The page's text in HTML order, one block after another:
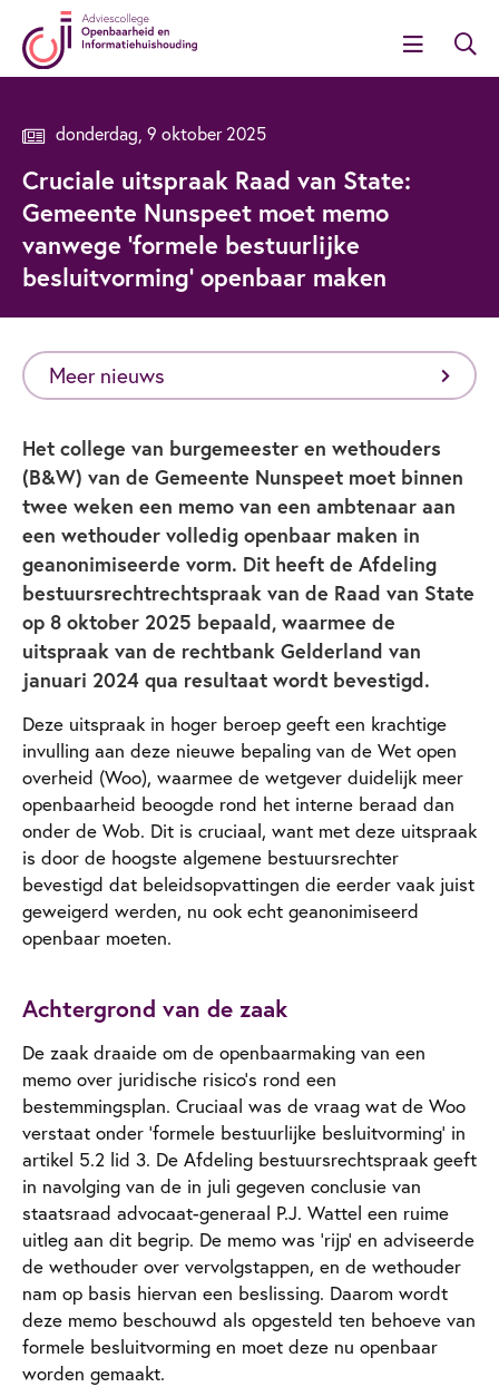
donderdag, 9 oktober 2025
Cruciale uitspraak Raad van State:
Gemeente Nunspeet moet memo
vanwege ‘formele bestuurlijke
besluitvorming’ openbaar maken
Meer nieuws
Het college van burgemeester en wethouders
(B&W) van de Gemeente Nunspeet moet binnen
twee weken een memo van een ambtenaar aan
een wethouder volledig openbaar maken in
geanonimiseerde vorm. Dit heeft de Afdeling
bestuursrechtrechtspraak van de Raad van State
op 8 oktober 2025 bepaald, waarmee de
uitspraak van de rechtbank Gelderland van
januari 2024 qua resultaat wordt bevestigd.
Deze uitspraak in hoger beroep geeft een krachtige
invulling aan deze nieuwe bepaling van de Wet open
overheid (Woo), waarmee de wetgever duidelijk meer
openbaarheid beoogde rond het interne beraad dan
onder de Wob. Dit is cruciaal, want met deze uitspraak
is door de hoogste algemene bestuursrechter
bevestigd dat beleidsopvattingen die eerder vaak juist
geweigerd werden, nu ook echt geanonimiseerd
openbaar moeten.
Achtergrond van de zaak
De zaak draaide om de openbaarmaking van een
memo over juridische risico’s rond een
bestemmingsplan. Cruciaal was de vraag wat de Woo
verstaat onder ‘formele bestuurlijke besluitvorming’ in
artikel 5.2 lid 3. De Afdeling bestuursrechtspraak geeft
in navolging van de in juli gegeven conclusie van
staatsraad advocaat-generaal P.J. Wattel een ruime
uitleg aan dit begrip. De memo was ‘rijp’ en adviseerde
de wethouder over vervolgstappen, en de wethouder
nam op basis hiervan een beslissing. Daarom wordt
deze memo beschouwd als opgesteld ten behoeve van
formele besluitvorming en moet deze nu openbaar
worden gemaakt.